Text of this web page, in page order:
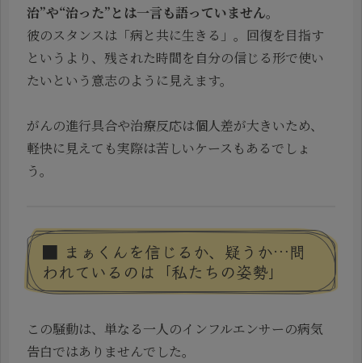
治”や“治った”とは一言も語っていません。
彼のスタンスは「病と共に生きる」。回復を目指す
というより、残された時間を自分の信じる形で使い
たいという意志のように見えます。
がんの進行具合や治療反応は個人差が大きいため、
軽快に見えても実際は苦しいケースもあるでしょ
う。
■ まぁくんを信じるか、疑うか…問
われているのは「私たちの姿勢」
この騒動は、単なる一人のインフルエンサーの病気
告白ではありませんでした。